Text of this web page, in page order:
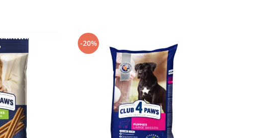
-20%